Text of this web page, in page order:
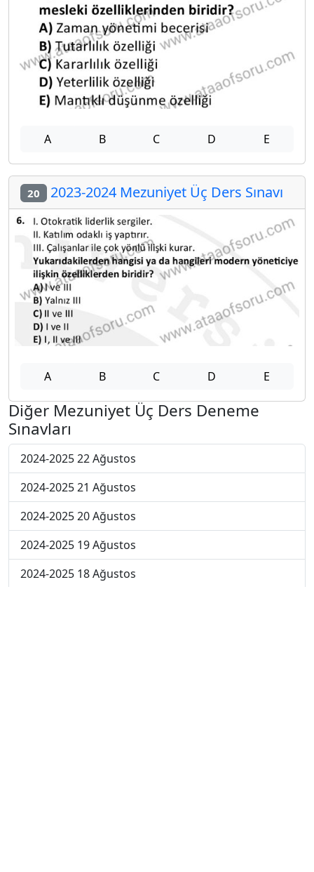
A B C D E
20 2023-2024 Mezuniyet Üç Ders Sınavı
A B C D E
Diğer Mezuniyet Üç Ders Deneme
Sınavları
2024-2025 22 Ağustos
2024-2025 21 Ağustos
2024-2025 20 Ağustos
2024-2025 19 Ağustos
2024-2025 18 Ağustos